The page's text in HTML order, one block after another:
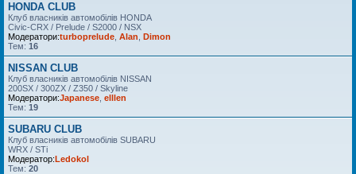
HONDA CLUB
Клуб власників автомобілів HONDA
Civic-CRX / Prelude / S2000 / NSX
Модератори:turboprelude Alan Dimon
Тем: 16
NISSAN CLUB
Клуб власників автомобілів NISSAN
200SX / 300ZX / Z350 / Skyline
Модератори:Japanese elllen
Тем: 19
SUBARU CLUB
Клуб власників автомобілів SUBARU
WRX / STi
Модератор:Ledokol
Тем: 20